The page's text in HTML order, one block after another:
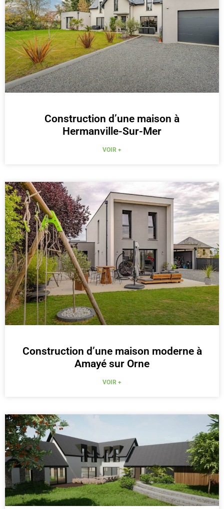
Construction d’une maison à
Hermanville-Sur-Mer
VOIR +
Construction d’une maison moderne à
Amayé sur Orne
VOIR +